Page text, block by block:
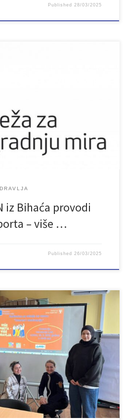
Published 28/03/2025
iz Bihaća provodi
– više …
Published26/03/2025
– više zdravlja” održana je i treća
i motivacija. Na radionici učesnici su
kao ključnog aspekta
direktno utječe na naš doživljaj
s izazovima i postizanjem ciljeva.
[…]